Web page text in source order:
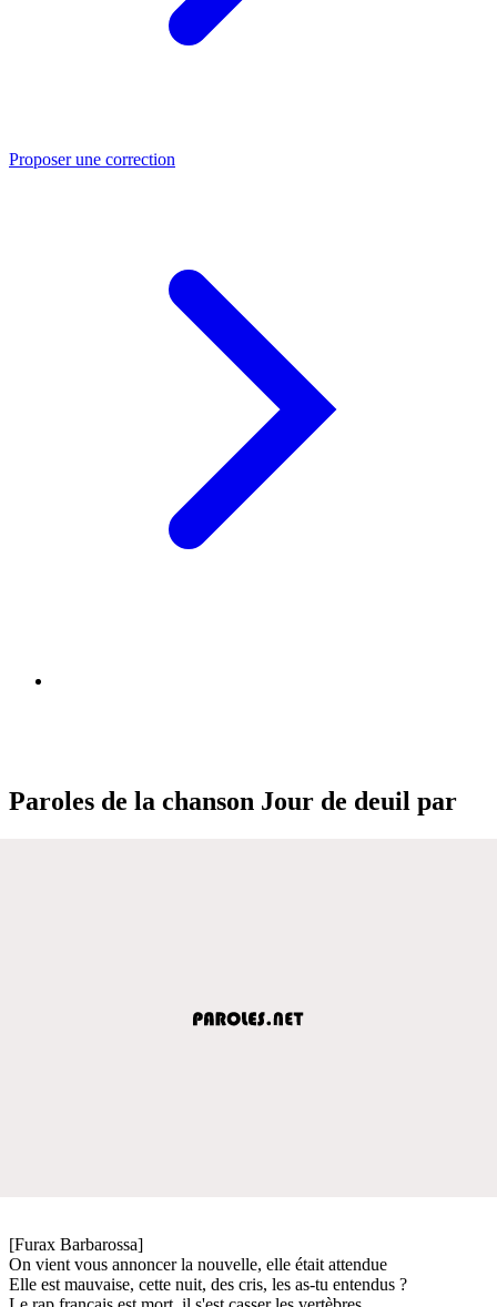
Proposer une correction
Paroles de la chanson Jour de deuil par
[Furax Barbarossa]
On vient vous annoncer la nouvelle, elle était attendue
Elle est mauvaise, cette nuit, des cris, les as-tu entendus ?